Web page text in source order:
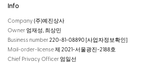
Info
Company(주)예진상사
Owner 엄재성, 최상민
Business number220-81-08890[사업자정보확인]
Mail-order-license제 2021-서울광진-2188호
Chief Privacy Officer 엄일선